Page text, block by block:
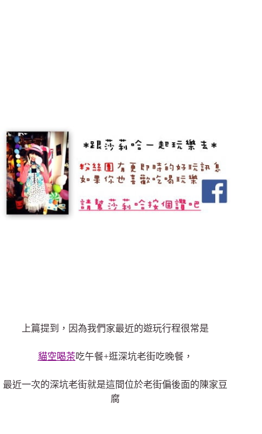
上篇提到，因為我們家最近的遊玩行程很常是
貓空喝茶吃午餐+逛深坑老街吃晚餐，
最近一次的深坑老街就是這間位於老街偏後面的陳家豆
腐